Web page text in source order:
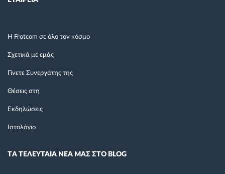
Η Frotcom σε όλο τον κόσμο
Σχετικά με εμάς
Γίνετε Συνεργάτης της
Θέσεις στη
Εκδηλώσεις
Ιστολόγιο
TΑ ΤΕΛΕΥΤΑΙΑ ΝΕΑ ΜΑΣ ΣΤΟ BLOG